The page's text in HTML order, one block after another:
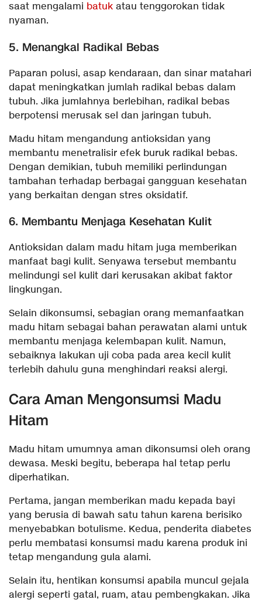
saat mengalami batuk atau tenggorokan tidak
nyaman.
5. Menangkal Radikal Bebas
Paparan polusi, asap kendaraan, dan sinar matahari
dapat meningkatkan jumlah radikal bebas dalam
tubuh. Jika jumlahnya berlebihan, radikal bebas
berpotensi merusak sel dan jaringan tubuh.
Madu hitam mengandung antioksidan yang
membantu menetralisir efek buruk radikal bebas.
Dengan demikian, tubuh memiliki perlindungan
tambahan terhadap berbagai gangguan kesehatan
yang berkaitan dengan stres oksidatif.
6. Membantu Menjaga Kesehatan Kulit
Antioksidan dalam madu hitam juga memberikan
manfaat bagi kulit. Senyawa tersebut membantu
melindungi sel kulit dari kerusakan akibat faktor
lingkungan.
Selain dikonsumsi, sebagian orang memanfaatkan
madu hitam sebagai bahan perawatan alami untuk
membantu menjaga kelembapan kulit. Namun,
sebaiknya lakukan uji coba pada area kecil kulit
terlebih dahulu guna menghindari reaksi alergi.
Cara Aman Mengonsumsi Madu
Hitam
Madu hitam umumnya aman dikonsumsi oleh orang
dewasa. Meski begitu, beberapa hal tetap perlu
diperhatikan.
Pertama, jangan memberikan madu kepada bayi
yang berusia di bawah satu tahun karena berisiko
menyebabkan botulisme. Kedua, penderita diabetes
perlu membatasi konsumsi madu karena produk ini
tetap mengandung gula alami.
Selain itu, hentikan konsumsi apabila muncul gejala
alergi seperti gatal, ruam, atau pembengkakan. Jika